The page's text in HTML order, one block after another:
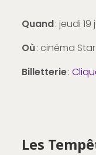
Quand: jeudi 19
Où: cinéma Star
Billetterie:
Les